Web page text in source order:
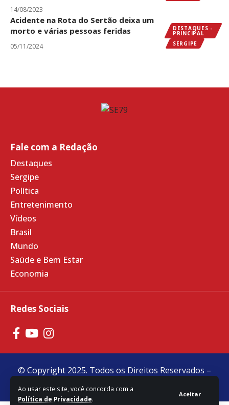
Ao usar este site, você concorda com a
Política de Privacidade.
Aceitar
14/08/2023
DESTAQUES -
PRINCIPAL
SERGIPE
Acidente na Rota do Sertão deixa um
morto e várias pessoas feridas
05/11/2024
Redes Sociais
Fale com a Redação
Destaques
Sergipe
Política
Entretenimento
Vídeos
Brasil
Mundo
Saúde e Bem Estar
Economia
© Copyright 2025. Todos os Direitos Reservados –
Feito com
❤